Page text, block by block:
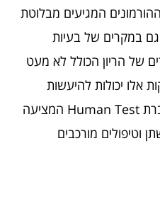
המגיעים מבלוטת
במקרים של בעיות
של הריון הכולל לא מעט
אלו יכולות להיעשות
בקלות ובצורה ביתית, דרך חברת Human Test המציעה
וטיפולים מורכבים